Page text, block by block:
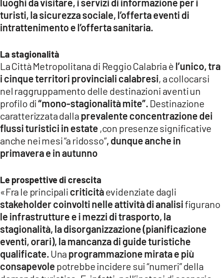
turisti, la sicurezza sociale, l’offerta eventi di
intrattenimento e l’offerta sanitaria.
La stagionalità
La Città Metropolitana di Reggio Calabria è l’unico, tra
i cinque territori provinciali calabresi, a collocarsi
nel raggruppamento delle destinazioni aventi un
profilo di“mono-stagionalità mite”. Destinazione
caratterizzata dalla prevalente concentrazione dei
flussi turistici in estate ,con presenze significative
anche nei mesi “a ridosso”, dunque anche in
primavera e in autunno
Le prospettive di crescita
«Fra le principali criticitàevidenziate dagli
stakeholder coinvolti nelle attività di analisifigurano
le infrastrutture e i mezzi di trasporto, la
stagionalità, la disorganizzazione (pianificazione
eventi, orari), la mancanza di guide turistiche
qualificate. Una programmazione mirata e più
consapevole potrebbe incidere sui “numeri” della